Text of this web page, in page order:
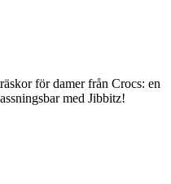
för damer från Crocs: en
med Jibbitz!